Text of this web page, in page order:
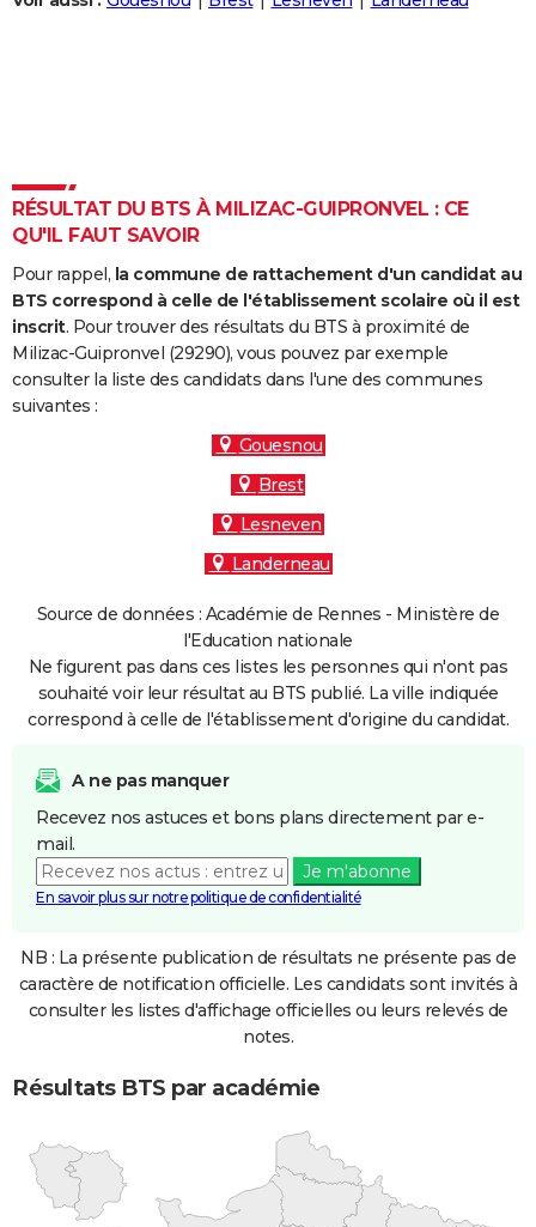
Carte de Noël
Carte Bonne année
Carte Saint-Valentin
Carte Pâques
Carte d'anniversaire
Dictionnaire
Biographies
Citations
Expressions
Proverbes
PROGRAMME TV
COPAINS D'AVANT
S'inscrire
Se connecter
Lycées
Collèges
Primaires
Universités
Entreprises
Service militaire
Avis de recherche
AVIS DE DÉCÈS
FORUM
RÉSULTAT DU BTS À MILIZAC-GUIPRONVEL : CE
QU'IL FAUT SAVOIR
Pour rappel, la commune de rattachement d'un candidat au
BTS correspond à celle de l'établissement scolaire où il est
inscrit. Pour trouver des résultats du BTS à proximité de
Milizac-Guipronvel (29290), vous pouvez par exemple
consulter la liste des candidats dans l'une des communes
suivantes :
Gouesnou
Brest
Lesneven
Landerneau
Source de données : Académie de Rennes - Ministère de
l'Education nationale
Ne figurent pas dans ces listes les personnes qui n'ont pas
souhaité voir leur résultat au BTS publié. La ville indiquée
correspond à celle de l'établissement d'origine du candidat.
A ne pas manquer
Recevez nos astuces et bons plans directement par e-
mail.
Je m'abonne
En savoir plus sur notre politique de confidentialité
NB : La présente publication de résultats ne présente pas de
caractère de notification officielle. Les candidats sont invités à
consulter les listes d'affichage officielles ou leurs relevés de
notes.
Résultats BTS par académie